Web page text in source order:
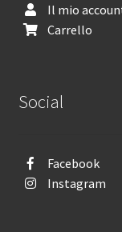
Il mio
Carrello
Social
Facebook
Instagram